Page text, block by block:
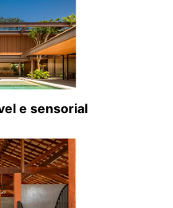
e sensorial